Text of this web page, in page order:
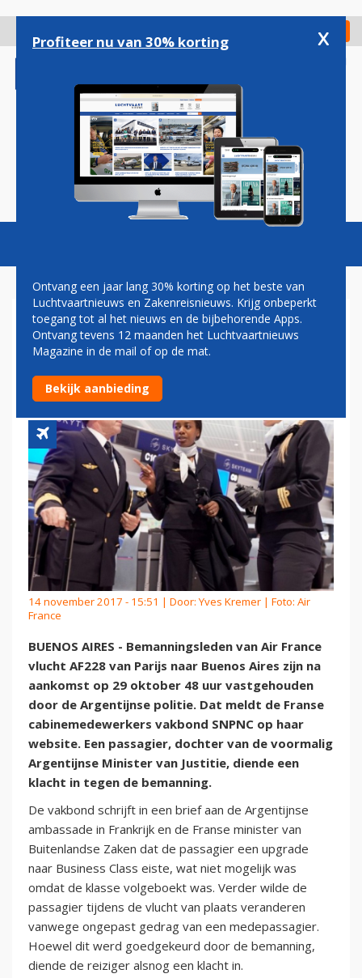
gaan
Check in
Magazine Podcasts Vacatures
AIR FRANCE-CREW VAST IN
BUENOS AIRES NA WEIGEREN
UPGRADE
14 november 2017 - 15:51 | Door:Yves Kremer | Foto: Air
France
BUENOS AIRES - Bemanningsleden van Air France
vlucht AF228 van Parijs naar Buenos Aires zijn na
aankomst op 29 oktober 48 uur vastgehouden
door de Argentijnse politie. Dat meldt de Franse
cabinemedewerkers vakbond SNPNC op haar
website. Een passagier, dochter van de voormalig
Argentijnse Minister van Justitie, diende een
klacht in tegen de bemanning.
De vakbond schrijft in een brief aan de Argentijnse
ambassade in Frankrijk en de Franse minister van
Buitenlandse Zaken dat de passagier een upgrade
naar Business Class eiste, wat niet mogelijk was
omdat de klasse volgeboekt was. Verder wilde de
passagier tijdens de vlucht van plaats veranderen
vanwege ongepast gedrag van een medepassagier.
Hoewel dit werd goedgekeurd door de bemanning,
diende de reiziger alsnog een klacht in.
Profiteer nu van 30% korting x
Ontvang een jaar lang 30% korting op het beste van
Luchtvaartnieuws en Zakenreisnieuws. Krijg onbeperkt
toegang tot al het nieuws en de bijbehorende Apps.
Ontvang tevens 12 maanden het Luchtvaartnieuws
Magazine in de mail of op de mat.
Bekijk aanbieding